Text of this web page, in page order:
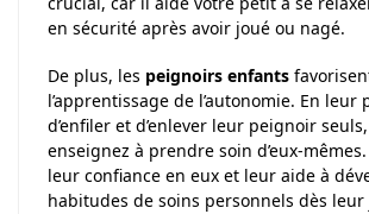
en sécurité après avoir joué ou nagé.
De plus, les peignoirs enfants
l’apprentissage de l’autonomie. En leur
d’enfiler et d’enlever leur peignoir
enseignez à prendre soin d’eux-
leur confiance en eux et leur aide à
habitudes de soins personnels dès leur